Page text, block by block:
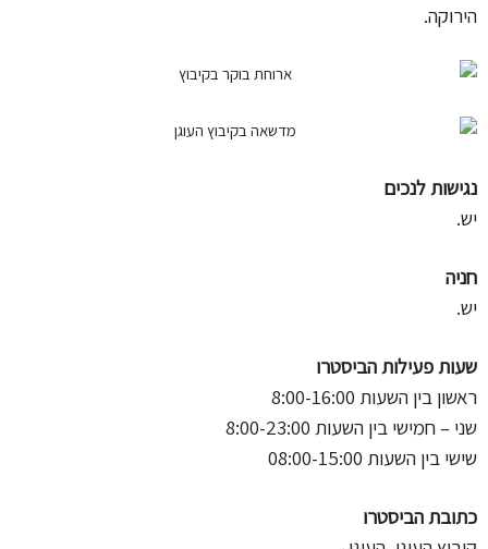
הירוקה.
נגישות לנכים
יש.
חניה
יש.
שעות פעילות הביסטרו
ראשון בין השעות 8:00-16:00
שני – חמישי בין השעות 8:00-23:00
שישי בין השעות 08:00-15:00
כתובת הביסטרו